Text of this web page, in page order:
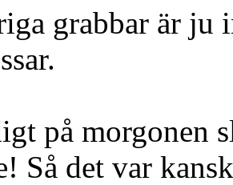
grabbar är ju
på morgonen
Så det var